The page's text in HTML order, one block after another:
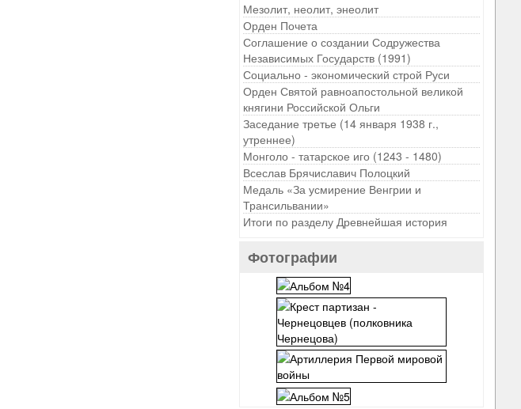
Мезолит, неолит, энеолит
Орден Почета
Соглашение о создании Содружества
Независимых Государств (1991)
Социально - экономический строй Руси
Орден Святой равноапостольной великой
княгини Российской Ольги
Заседание третье (14 января 1938 г.,
утреннее)
Монголо - татарское иго (1243 - 1480)
Всеслав Брячиславич Полоцкий
Медаль «За усмирение Венгрии и
Трансильвании»
Итоги по разделу Древнейшая история
Фотографии